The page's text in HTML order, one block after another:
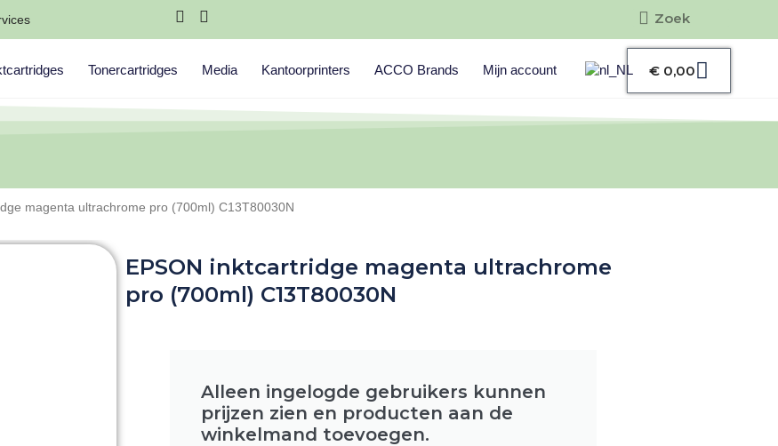
Zoeken
Zoeken
Tonercartridges Media Kantoorprinters ACCO Brands Mijn account € 0,00
magenta ultrachrome pro (700ml) C13T80030N
EPSON inktcartridge magenta ultrachrome
pro (700ml) C13T80030N
Alleen ingelogde gebruikers kunnen
prijzen zien en producten aan de
winkelmand toevoegen.